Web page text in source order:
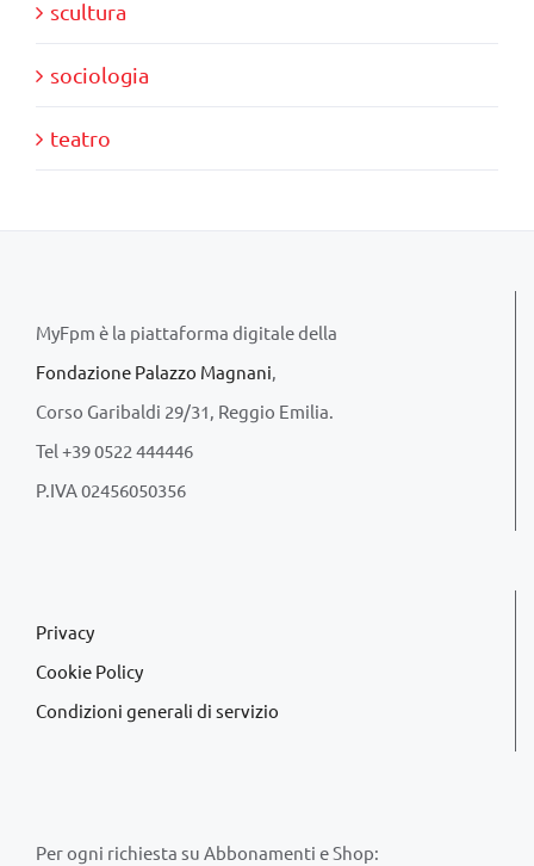
scultura
sociologia
teatro
MyFpm è la piattaforma digitale della
Fondazione Palazzo Magnani,
Corso Garibaldi 29/31, Reggio Emilia.
Tel +39 0522 444446
P.IVA 02456050356
Privacy
Cookie Policy
Condizioni generali di servizio
Per ogni richiesta su Abbonamenti e Shop: